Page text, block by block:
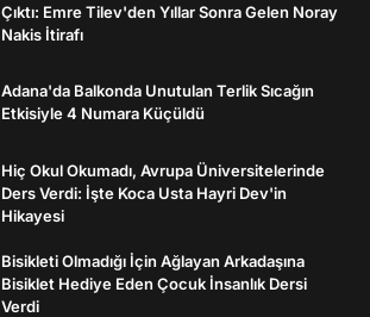
Çıktı: Emre Tilev'den Yıllar Sonra Gelen Noray
Nakis İtirafı
Adana'da Balkonda Unutulan Terlik Sıcağın
Etkisiyle 4 Numara Küçüldü
Hiç Okul Okumadı, Avrupa Üniversitelerinde
Ders Verdi: İşte Koca Usta Hayri Dev'in
Hikayesi
Bisikleti Olmadığı İçin Ağlayan Arkadaşına
Bisiklet Hediye Eden Çocuk İnsanlık Dersi
Verdi